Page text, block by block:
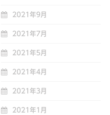
2021年9月
2021年7月
2021年5月
2021年4月
2021年3月
2021年1月